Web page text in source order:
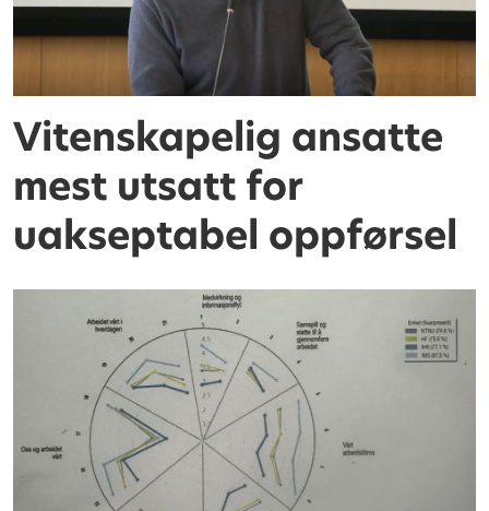
Vitenskapelig ansatte
mest utsatt for
uakseptabel oppførsel